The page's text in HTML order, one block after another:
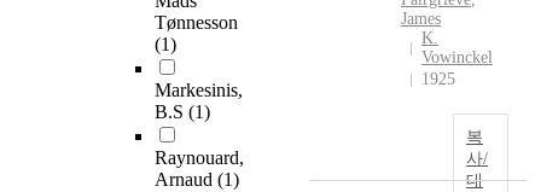
Tønnesson
(1)
Markesinis,
B.S (1)
Raynouard,
Arnaud (1)
James
K.
Vowinckel
1925
복
사/
대